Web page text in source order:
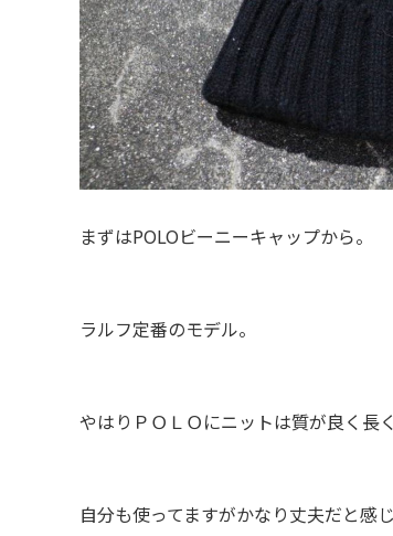
まずはPOLOビーニーキャップから。
ラルフ定番のモデル。
やはりＰＯＬＯにニットは質が良く長
自分も使ってますがかなり丈夫だと感じ